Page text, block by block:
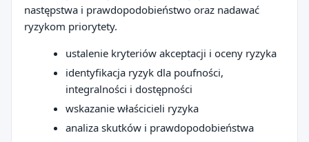
następstwa i prawdopodobieństwo oraz nadawać
ryzykom priorytety.
ustalenie kryteriów akceptacji i oceny ryzyka
identyfikacja ryzyk dla poufności,
integralności i dostępności
wskazanie właścicieli ryzyka
analiza skutków i prawdopodobieństwa